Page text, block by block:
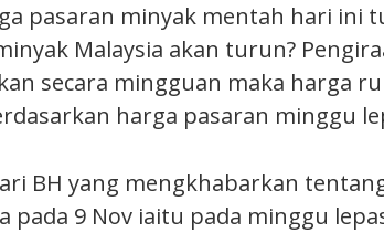
pasaran minyak mentah hari ini
Malaysia akan turun?
secara mingguan maka harga
harga pasaran minggu
BH yang mengkhabarkan
pada 9 Nov iaitu pada minggu